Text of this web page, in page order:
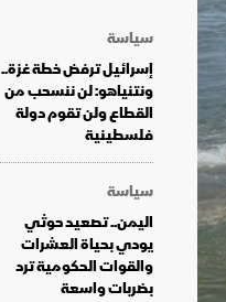
سياسة
إسرائيل ترفض خطة غزة..
ونتنياهو: لن ننسحب من
القطاع ولن تقوم دولة
فلسطينية
سياسة
اليمن.. تصعيد حوثي
يودي بحياة العشرات
والقوات الحكومية ترد
بضربات واسعة